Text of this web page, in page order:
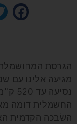
הגרסת המחושמלת
החשמלית דומה
השׂבכה הקדמית